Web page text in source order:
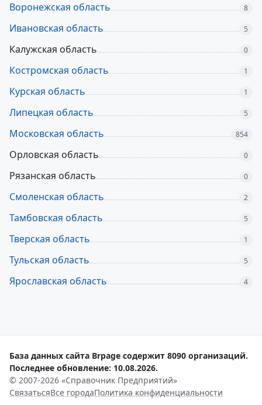
Воронежская область 8
Ивановская область 5
Калужская область 0
Костромская область 1
Курская область 1
Липецкая область 5
Московская область 854
Орловская область 0
Рязанская область 0
Смоленская область 2
Тамбовская область 5
Тверская область 1
Тульская область 5
Ярославская область 4
База данных сайта Brpage содержит 8090 организаций.
Последнее обновление: 10.08.2026.
© 2007-2026 «Справочник Предприятий»
СвязатьсяВсе городаПолитика конфиденциальности